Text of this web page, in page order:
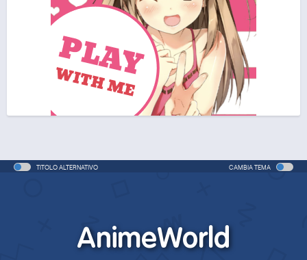
One Piece Movie 05: Norowareta Seiken (ITA)
Movie - 2004 - 1h e 35 min/ep
One Piece Movie 06: Omatsuri Danshaku to Himitsu
no Shima (ITA)
Movie - 2005 - 1h e 31 min/ep
One Piece: Le avventure del detective Cappello di
TITOLO ALTERNATIVO CAMBIA TEMA
AnimeWorld